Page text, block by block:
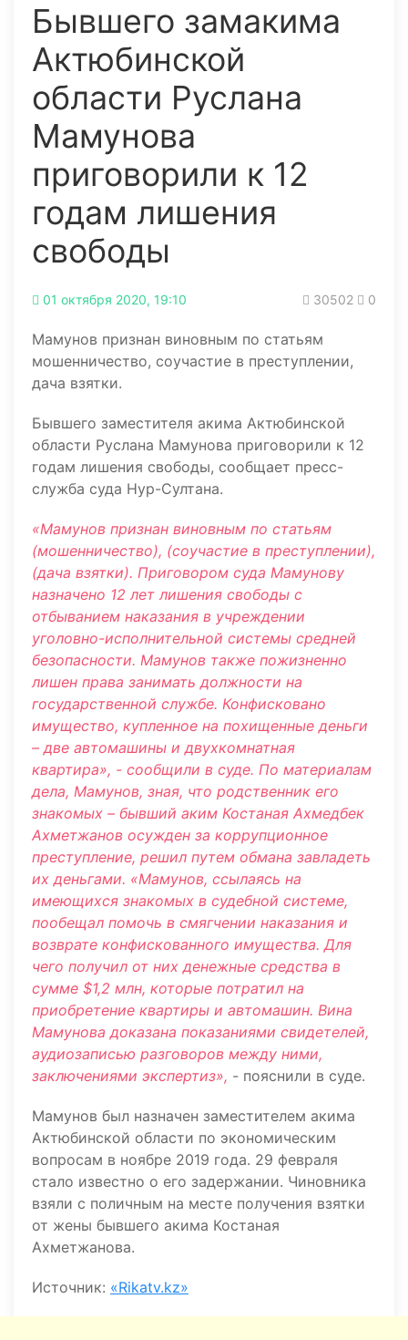
Бывшего замакима
Актюбинской
области Руслана
Мамунова
приговорили к 12
годам лишения
свободы
01 октября 2020, 19:10 30502 0
Мамунов признан виновным по статьям
мошенничество, соучастие в преступлении,
дача взятки.
Бывшего заместителя акима Актюбинской
области Руслана Мамунова приговорили к 12
годам лишения свободы, сообщает пресс-
служба суда Нур-Султана.
«Мамунов признан виновным по статьям
(мошенничество), (соучастие в преступлении),
(дача взятки). Приговором суда Мамунову
назначено 12 лет лишения свободы с
отбыванием наказания в учреждении
уголовно-исполнительной системы средней
безопасности. Мамунов также пожизненно
лишен права занимать должности на
государственной службе. Конфисковано
имущество, купленное на похищенные деньги
– две автомашины и двухкомнатная
квартира», - сообщили в суде. По материалам
дела, Мамунов, зная, что родственник его
знакомых – бывший аким Костаная Ахмедбек
Ахметжанов осужден за коррупционное
преступление, решил путем обмана завладеть
их деньгами. «Мамунов, ссылаясь на
имеющихся знакомых в судебной системе,
пообещал помочь в смягчении наказания и
возврате конфискованного имущества. Для
чего получил от них денежные средства в
сумме $1,2 млн, которые потратил на
приобретение квартиры и автомашин. Вина
Мамунова доказана показаниями свидетелей,
аудиозаписью разговоров между ними,
заключениями экспертиз», - пояснили в суде.
Мамунов был назначен заместителем акима
Актюбинской области по экономическим
вопросам в ноябре 2019 года. 29 февраля
стало известно о его задержании. Чиновника
взяли с поличным на месте получения взятки
от жены бывшего акима Костаная
Ахметжанова.
Источник: «Rikatv.kz»